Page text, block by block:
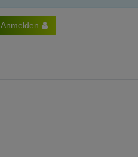
Anmelden